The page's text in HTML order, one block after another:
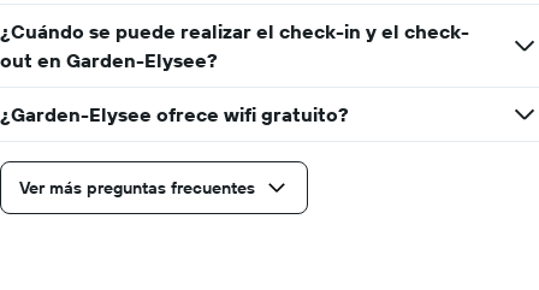
¿Cuándo se puede realizar el check-in y el check-
out en Garden-Elysee?
¿Garden-Elysee ofrece wifi gratuito?
Ver más preguntas frecuentes